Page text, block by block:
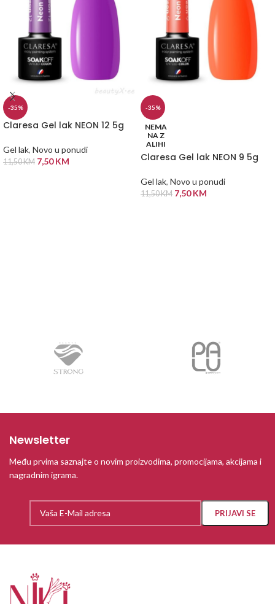
-35%
Claresa Gel lak NEON 12 5g
Gel lak, Novo u ponudi
11,50KM 7,50KM
-35%
NEMA
NA Z
ALIHI
Claresa Gel lak NEON 9 5g
Gel lak, Novo u ponudi
11,50KM 7,50KM
Newsletter
Među prvima saznajte o novim proizvodima, promocijama, akcijama i
nagradnim igrama.